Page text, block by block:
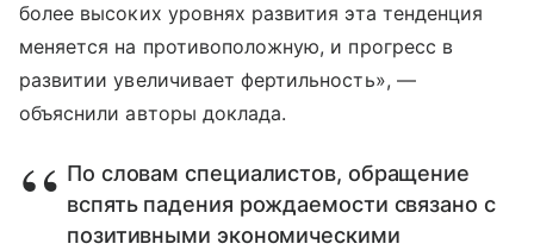
более высоких уровнях развития эта тенденция
меняется на противоположную, и прогресс в
развитии увеличивает фертильность», —
объяснили авторы доклада.
По словам специалистов, обращение
вспять падения рождаемости связано с
позитивными экономическими